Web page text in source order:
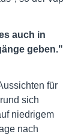
auch in
geben."
für
sich
niedrigem
nach